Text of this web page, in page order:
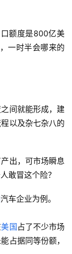
购7500亿能源产
一时半会哪来的
间就能形成，建
以及杂七杂八的
出，可市场瞬息
汽车企业为例。